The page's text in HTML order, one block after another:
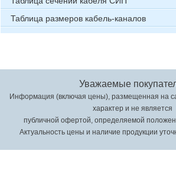
Таблица размеров кабель-каналов
Уважаемые
Информация (включая цены), размещенная на
характер и не является
публичной офертой, определяемой
Актуальность цены и наличие продукции